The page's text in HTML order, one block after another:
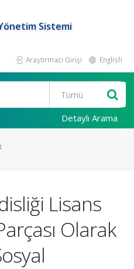
Sistemi
Araştırmacı Girişi English
Detaylı Arama
Lisans
Olarak